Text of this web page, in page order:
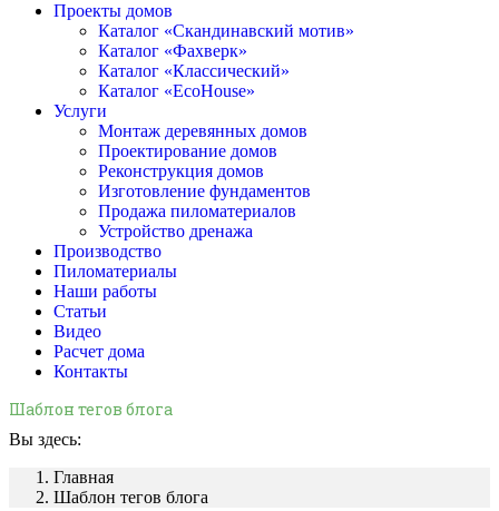
Проекты домов
Каталог «Скандинавский мотив»
Каталог «Фахверк»
Каталог «Классический»
Каталог «EcoHouse»
Услуги
Монтаж деревянных домов
Проектирование домов
Реконструкция домов
Изготовление фундаментов
Продажа пиломатериалов
Устройство дренажа
Производство
Пиломатериалы
Наши работы
Статьи
Видео
Расчет дома
Контакты
Шаблон тегов блога
Вы здесь:
Главная
Шаблон тегов блога